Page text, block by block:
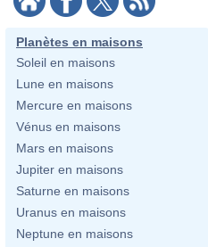
Planètes en maisons
Soleil en maisons
Lune en maisons
Mercure en maisons
Vénus en maisons
Mars en maisons
Jupiter en maisons
Saturne en maisons
Uranus en maisons
Neptune en maisons